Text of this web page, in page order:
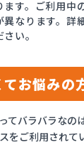
す。ご利用中
なります。詳
い。
お悩みの
てバラバラなの
をご利用されて